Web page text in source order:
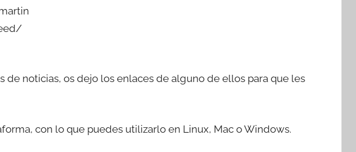
de noticias, os dejo los enlaces de alguno de ellos para que les
con lo que puedes utilizarlo en Linux, Mac o Windows.